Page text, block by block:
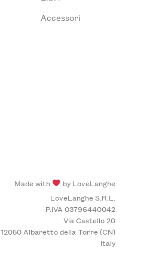
Accessori
Made with
by LoveLanghe
LoveLanghe S.R.L.
P.IVA 03796440042
Via Castello 20
12050 Albaretto della Torre (CN)
Italy